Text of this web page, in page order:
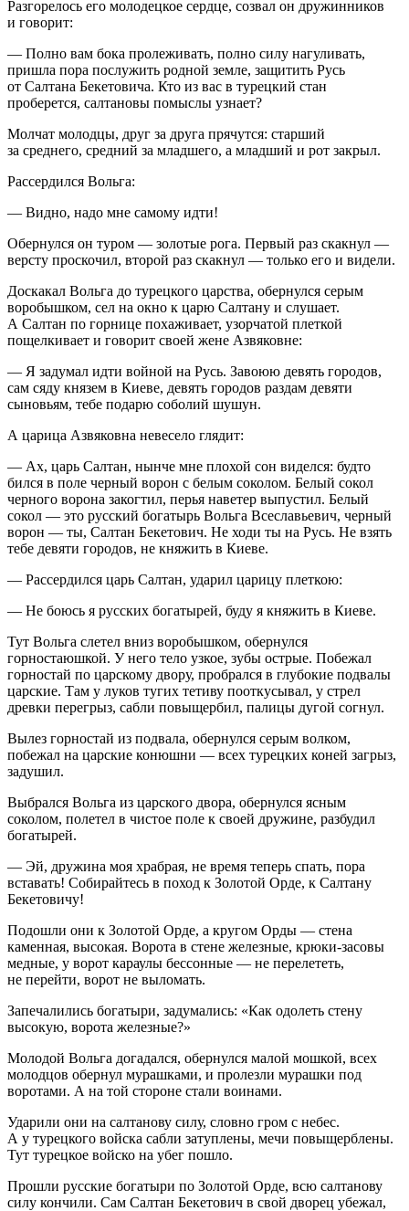
Разгорелось его молодецкое сердце, созвал он дружинников
и говорит:
— Полно вам бока пролеживать, полно силу нагуливать,
пришла пора послужить родной земле, защитить Русь
от Салтана Бекетовича. Кто из вас в турецкий стан
проберется, салтановы помыслы узнает?
Молчат молодцы, друг за друга прячутся: старший
за среднего, средний за младшего, а младший и рот закрыл.
Рассердился Вольга:
— Видно, надо мне самому идти!
Обернулся он туром — золотые рога. Первый раз скакнул —
версту проскочил, второй раз скакнул — только его и видели.
Доскакал Вольга до турецкого царства, обернулся серым
воробышком, сел на окно к царю Салтану и слушает.
А Салтан по горнице похаживает, узорчатой плеткой
пощелкивает и говорит своей жене Азвяковне:
— Я задумал идти войной на Русь. Завоюю девять городов,
сам сяду князем в Киеве, девять городов раздам девяти
сыновьям, тебе подарю соболий шушун.
А царица Азвяковна невесело глядит:
— Ах, царь Салтан, нынче мне плохой сон виделся: будто
бился в поле черный ворон с белым соколом. Белый сокол
черного ворона закогтил, перья наветер выпустил. Белый
сокол — это русский богатырь Вольга Всеславьевич, черный
ворон — ты, Салтан Бекетович. Не ходи ты на Русь. Не взять
тебе девяти городов, не княжить в Киеве.
— Рассердился царь Салтан, ударил царицу плеткою:
— Не боюсь я русских богатырей, буду я княжить в Киеве.
Тут Вольга слетел вниз воробышком, обернулся
горностаюшкой. У него тело узкое, зубы острые. Побежал
горностай по царскому двору, пробрался в глубокие подвалы
царские. Там у луков тугих тетиву пооткусывал, у стрел
древки перегрыз, сабли повыщербил, палицы дугой согнул.
Вылез горностай из подвала, обернулся серым волком,
побежал на царские конюшни — всех турецких коней загрыз,
задушил.
Выбрался Вольга из царского двора, обернулся ясным
соколом, полетел в чистое поле к своей дружине, разбудил
богатырей.
— Эй, дружина моя храбрая, не время теперь спать, пора
вставать! Собирайтесь в поход к Золотой Орде, к Салтану
Бекетовичу!
Подошли они к Золотой Орде, а кругом Орды — стена
каменная, высокая. Ворота в стене железные, крюки-засовы
медные, у ворот караулы бессонные — не перелететь,
не перейти, ворот не выломать.
Запечалились богатыри, задумались: «Как одолеть стену
высокую, ворота железные?»
Молодой Вольга догадался, обернулся малой мошкой, всех
молодцов обернул мурашками, и пролезли мурашки под
воротами. А на той стороне стали воинами.
Ударили они на салтанову силу, словно гром с небес.
А у турецкого войска сабли затуплены, мечи повыщерблены.
Тут турецкое войско на убег пошло.
Прошли русские богатыри по Золотой Орде, всю салтанову
силу кончили. Сам Салтан Бекетович в свой дворец убежал,